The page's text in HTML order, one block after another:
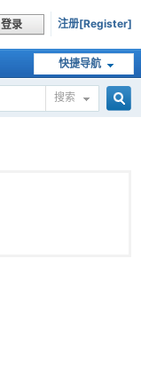
登录 注册[Register]
快捷导航
搜索